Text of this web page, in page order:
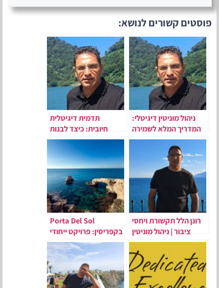
פוסטים קשורים לנושא:
ניהול מוניטין דיגיטלי:
המדריך המלא לשמירה
על תדמית אונליין
תדמית דיגיטלית
חיובית: כיצד לבנות
נוכחות טובה בגוגל ובAI
רונן הלל תקשורת ויחסי
ציבור | ניהול מוניטין
Porta Del Sol
בקפריסין: פרויקט ייחודי
בניהולו של שי מזיג